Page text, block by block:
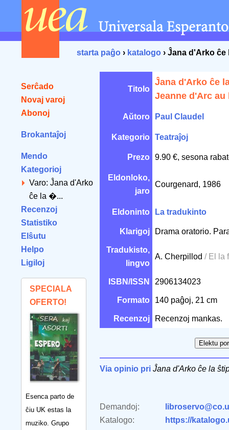
starta paĝo › katalogo › Ĵana d'Arko
Serĉado
Novaj varoj
Abonoj
Brokantaĵoj
Mendo
Kategorioj
Varo: Ĵana d'Arko
ĉe la �...
Recenzoj
Statistiko
Elŝutu
Helpo
Ligiloj
SPECIALA
OFERTO!
Esenca parto de
ĉiu UK estas la
muziko. Grupo
Titolo
Ĵana d'Arko ĉe
Jeanne d'Arc au
Aŭtoro Paul Claudel
Kategorio Teatraĵoj
Prezo 9.90 €, sesona
Eldonloko,
jaro
Courgenard, 1986
Eldoninto La tradukinto
Klarigoj Drama oratorio.
Tradukisto,
lingvo
A. Cherpillod / El la
ISBN/ISSN 2906134023
Formato 140 paĝoj, 21 cm
Recenzoj Recenzoj mankas.
Via opinio pri Ĵana d'Arko ĉe la
Demandoj:
Katalogo:
https://